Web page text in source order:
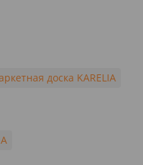
доска KARELIA